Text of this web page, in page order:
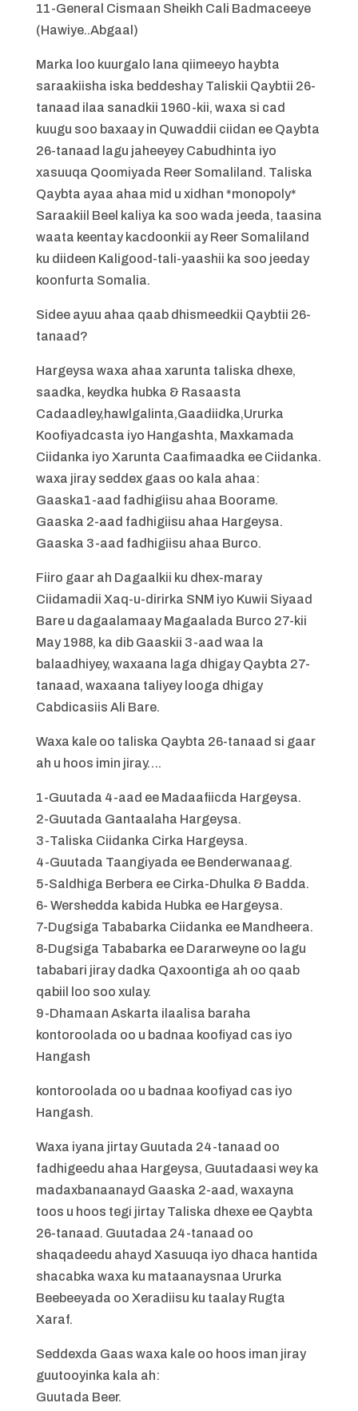
11-General Cismaan Sheikh Cali Badmaceeye
(Hawiye..Abgaal)
Marka loo kuurgalo lana qiimeeyo haybta
saraakiisha iska beddeshay Taliskii Qaybtii 26-
tanaad ilaa sanadkii 1960-kii, waxa si cad
kuugu soo baxaay in Quwaddii ciidan ee Qaybta
26-tanaad lagu jaheeyey Cabudhinta iyo
xasuuqa Qoomiyada Reer Somaliland. Taliska
Qaybta ayaa ahaa mid u xidhan *monopoly*
Saraakiil Beel kaliya ka soo wada jeeda, taasina
waata keentay kacdoonkii ay Reer Somaliland
ku diideen Kaligood-tali-yaashii ka soo jeeday
koonfurta Somalia.
Sidee ayuu ahaa qaab dhismeedkii Qaybtii 26-
tanaad?
Hargeysa waxa ahaa xarunta taliska dhexe,
saadka, keydka hubka & Rasaasta
Cadaadley,hawlgalinta,Gaadiidka,Ururka
Koofiyadcasta iyo Hangashta, Maxkamada
Ciidanka iyo Xarunta Caafimaadka ee Ciidanka.
waxa jiray seddex gaas oo kala ahaa:
Gaaska1-aad fadhigiisu ahaa Boorame.
Gaaska 2-aad fadhigiisu ahaa Hargeysa.
Gaaska 3-aad fadhigiisu ahaa Burco.
Fiiro gaar ah Dagaalkii ku dhex-maray
Ciidamadii Xaq-u-dirirka SNM iyo Kuwii Siyaad
Bare u dagaalamaay Magaalada Burco 27-kii
May 1988, ka dib Gaaskii 3-aad waa la
balaadhiyey, waxaana laga dhigay Qaybta 27-
tanaad, waxaana taliyey looga dhigay
Cabdicasiis Ali Bare.
Waxa kale oo taliska Qaybta 26-tanaad si gaar
ah u hoos imin jiray….
1-Guutada 4-aad ee Madaafiicda Hargeysa.
2-Guutada Gantaalaha Hargeysa.
3-Taliska Ciidanka Cirka Hargeysa.
4-Guutada Taangiyada ee Benderwanaag.
5-Saldhiga Berbera ee Cirka-Dhulka & Badda.
6- Wershedda kabida Hubka ee Hargeysa.
7-Dugsiga Tababarka Ciidanka ee Mandheera.
8-Dugsiga Tababarka ee Dararweyne oo lagu
tababari jiray dadka Qaxoontiga ah oo qaab
qabiil loo soo xulay.
9-Dhamaan Askarta ilaalisa baraha
kontoroolada oo u badnaa koofiyad cas iyo
Hangash
kontoroolada oo u badnaa koofiyad cas iyo
Hangash.
Waxa iyana jirtay Guutada 24-tanaad oo
fadhigeedu ahaa Hargeysa, Guutadaasi wey ka
madaxbanaanayd Gaaska 2-aad, waxayna
toos u hoos tegi jirtay Taliska dhexe ee Qaybta
26-tanaad. Guutadaa 24-tanaad oo
shaqadeedu ahayd Xasuuqa iyo dhaca hantida
shacabka waxa ku mataanaysnaa Ururka
Beebeeyada oo Xeradiisu ku taalay Rugta
Xaraf.
Seddexda Gaas waxa kale oo hoos iman jiray
guutooyinka kala ah:
Guutada Beer.